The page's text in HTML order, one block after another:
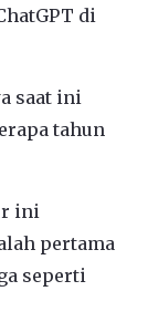
di
saat ini
tahun
ini
pertama
seperti